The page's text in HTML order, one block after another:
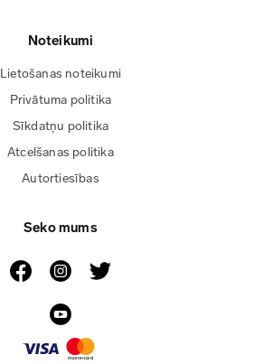
Noteikumi
Lietošanas noteikumi
Privātuma politika
Sīkdatņu politika
Atcelšanas politika
Autortiesības
Seko mums